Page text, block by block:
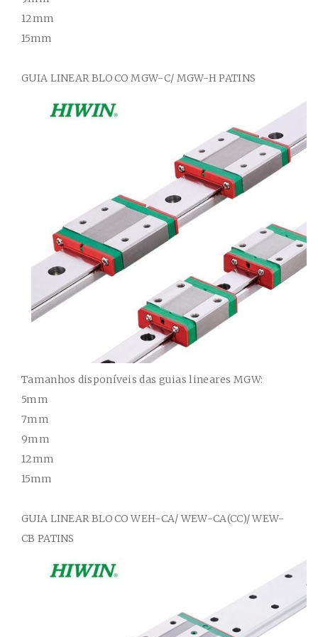
12mm
15mm
GUIA LINEAR BLOCO MGW-C/ MGW-HPATINS
Tamanhos disponíveis das guias lineares MGW:
5mm
7mm
9mm
12mm
15mm
GUIA LINEAR BLOCOWEH-CA/ WEW-CA(CC)/ WEW-
CB PATINS